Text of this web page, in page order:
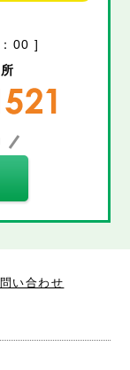
00 ]
い合わせ